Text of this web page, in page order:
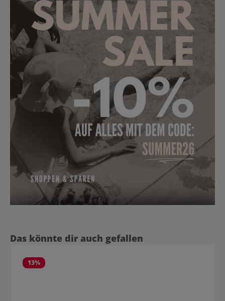
Produktgalerie überspringen
Das könnte dir auch gefallen
13%